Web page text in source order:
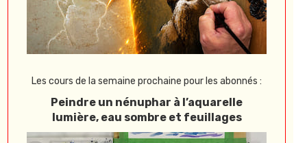
Les cours de la semaine prochaine pour les abonnés :
Peindre un nénuphar à l’aquarelle
lumière, eau sombre et feuillages